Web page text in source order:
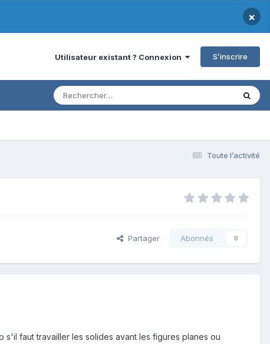
×
Utilisateur existant ? Connexion S’inscrire
Toute l’activité
Partager Abonnés 0
s'il faut travailler les solides avant les figures planes ou